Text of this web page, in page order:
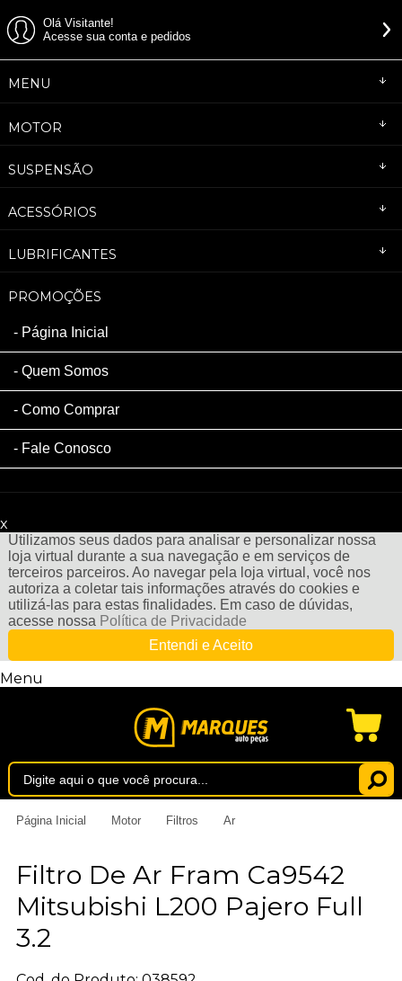
Olá Visitante!
Acesse sua conta e pedidos
MENU
MOTOR
SUSPENSÃO
ACESSÓRIOS
LUBRIFICANTES
PROMOÇÕES
Página Inicial
Quem Somos
Como Comprar
Fale Conosco
x
Utilizamos seus dados para analisar e personalizar nossa
loja virtual durante a sua navegação e em serviços de
terceiros parceiros. Ao navegar pela loja virtual, você nos
autoriza a coletar tais informações através do cookies e
utilizá-las para estas finalidades. Em caso de dúvidas,
acesse nossa Política de Privacidade
Entendi e Aceito
Menu
Página Inicial Motor Filtros Ar
Filtro De Ar Fram Ca9542
Mitsubishi L200 Pajero Full
3.2